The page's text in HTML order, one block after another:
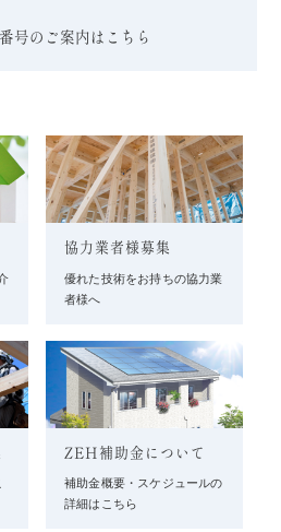
号のご案内はこちら
協力業者様募集
優れた技術をお持ちの協力業
者様へ
ZEH補助金について
補助金概要・スケジュールの
詳細はこちら